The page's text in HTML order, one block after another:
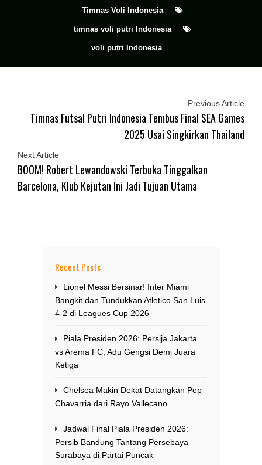
Timnas Voli Indonesia
timnas voli putri Indonesia
voli putri Indonesia
Previous Article
Timnas Futsal Putri Indonesia Tembus Final SEA Games
2025 Usai Singkirkan Thailand
Next Article
BOOM! Robert Lewandowski Terbuka Tinggalkan
Barcelona, Klub Kejutan Ini Jadi Tujuan Utama
Recent Posts
Lionel Messi Bersinar! Inter Miami
Bangkit dan Tundukkan Atletico San Luis
4-2 di Leagues Cup 2026
Piala Presiden 2026: Persija Jakarta
vs Arema FC, Adu Gengsi Demi Juara
Ketiga
Chelsea Makin Dekat Datangkan Pep
Chavarria dari Rayo Vallecano
Jadwal Final Piala Presiden 2026:
Persib Bandung Tantang Persebaya
Surabaya di Partai Puncak